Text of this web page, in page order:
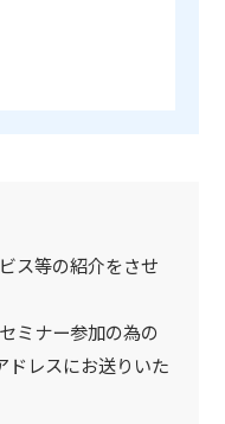
ス等の紹介をさせ
ミナー参加の為の
ドレスにお送りいた